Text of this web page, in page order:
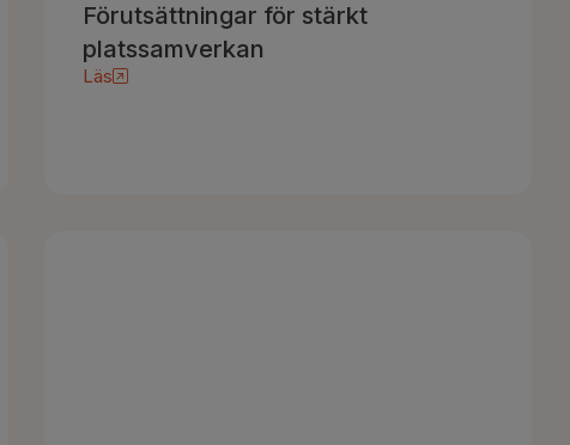
Förutsättningar för stärkt
platssamverkan
Läs